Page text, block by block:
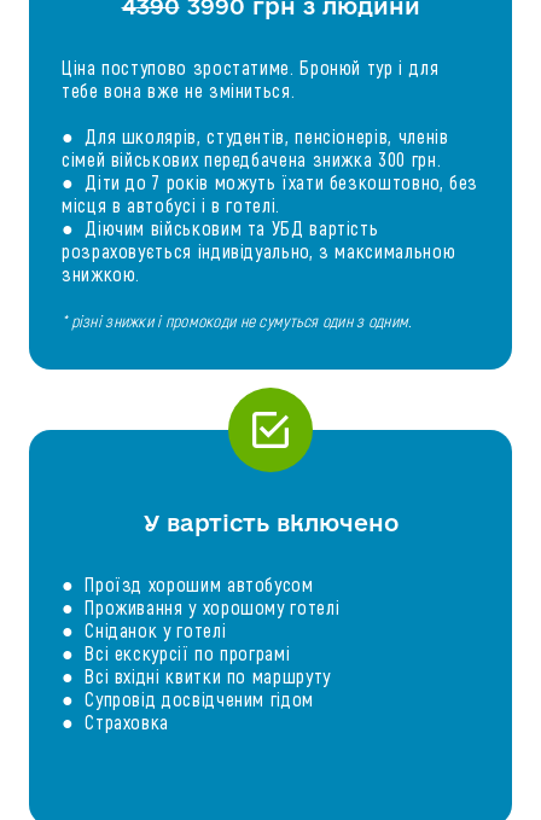
43903990 грн з людини
Ціна поступово зростатиме. Бронюй тур і для
тебе вона вже не зміниться.
● Для школярів, студентів, пенсіонерів, членів
сімей військових передбачена знижка 300 грн.
● Діти до 7 років можуть їхати безкоштовно, без
місця в автобусі і в готелі.
● Діючим військовим та УБД вартість
розраховується індивідуально, з максимальною
знижкою.
* різні знижки і промокоди не сумуться один з одним.
У вартість включено
● Проїзд хорошим автобусом
● Проживання у хорошому готелі
● Сніданок у готелі
● Всі екскурсії по програмі
● Всі вхідні квитки по маршруту
● Супровід досвідченим гідом
● Страховка